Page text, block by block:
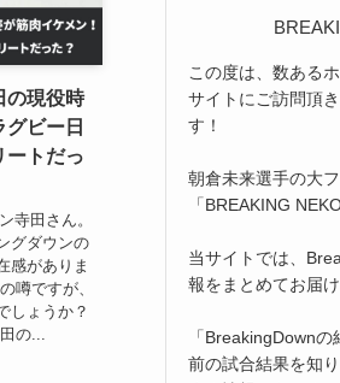
の現役時
ビー日
ートだっ
寺田さん。
グダウンの
感がありま
噂ですが、
しょうか？
の...
この度は、数ある
サイトにご訪問頂
す！
朝倉未来選手の大
「BREAKING
当サイトでは、
報をまとめてお届け
「BreakingDown
前の試合結果を知